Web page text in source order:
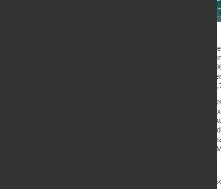
Wie das Statistische Bundesamt
sanken die Exporte im Vergleich
und die Importe nahmen um 12,4
und saisonbereinigt um 1,4 %
Deutschland deutlich stärker um
Im Dezember 2023 wurden
Milliarden Euro aus Deutschland
nach Deutschland importiert. Die
einem Überschuss von 22,2
saisonbereinigte Saldo der
Dezember 2022 hatte er bei +13,7
In die Mitgliedstaaten der